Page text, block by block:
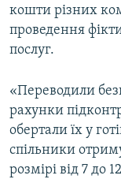
кошти різних
проведення
послуг.
«Переводили
рахунки
обертали їх у
спільники
розмірі від 7 до